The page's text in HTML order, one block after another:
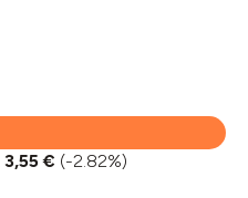
3,55 € (-2.82%)